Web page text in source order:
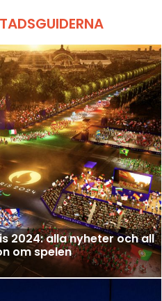
2024: alla nyheter och all
om spelen